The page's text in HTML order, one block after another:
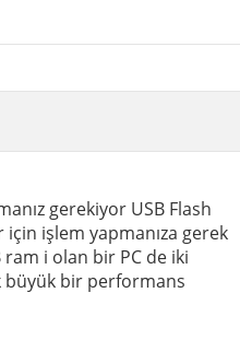
gerekiyor USB Flash
işlem yapmanıza gerek
i olan bir PC de iki
büyük bir performans